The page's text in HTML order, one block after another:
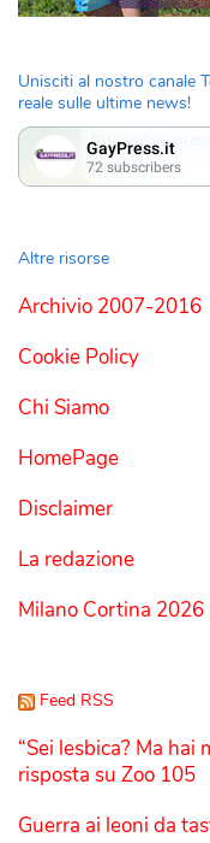
Unisciti al nostro canale
reale sulle ultime news!
Altre risorse
Archivio 2007-2016
Cookie Policy
Chi Siamo
HomePage
Disclaimer
La redazione
Milano Cortina
Feed RSS
“Sei lesbica? Ma hai
risposta su Zoo 105
Guerra ai leoni da